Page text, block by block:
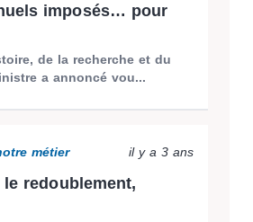
imposés… pour
de la recherche et du
a annoncé vou...
métier il y a 3 ans
redoublement,